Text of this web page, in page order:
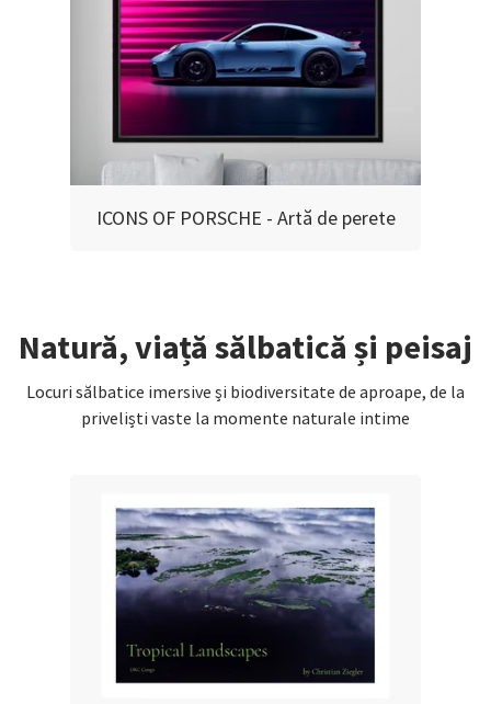
ICONS OF PORSCHE - Artă de perete
Natură, viață sălbatică și peisaj
Locuri sălbatice imersive și biodiversitate de aproape, de la
priveliști vaste la momente naturale intime